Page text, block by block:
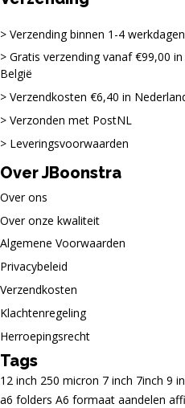
Verzending binnen 1-4 werkdagen
Gratis verzending vanaf €99,00
België
Verzendkosten €6,40 in
Verzonden met PostNL
Leveringsvoorwaarden
Over JBoonstra
Over ons
Over onze kwaliteit
Algemene Voorwaarden
Privacybeleid
Verzendkosten
Klachtenregeling
Herroepingsrecht
Tags
12 inch 250 micron 7 inch 7inch 9
a6 folders A6 formaat aandelen